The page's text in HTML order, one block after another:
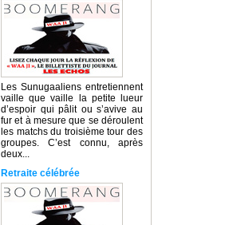
Les Sunugaaliens entretiennent
vaille que vaille la petite lueur
d’espoir qui pâlit ou s’avive au
fur et à mesure que se déroulent
les matchs du troisième tour des
groupes. C’est connu, après
deux...
Retraite célébrée